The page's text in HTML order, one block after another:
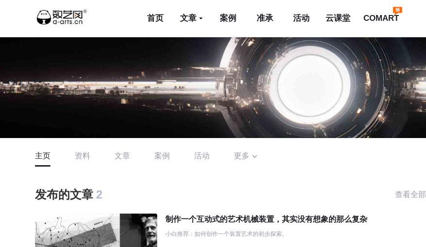
首页 文章 案例 准承 活动 云课堂 COMART
主页 资料 文章 案例 活动 更多
发布的文章 2 查看全部
制作一个互动式的艺术机械装置，其实没有想象的那么复杂
小白推荐：如何创作一个装置艺术的初步探索。